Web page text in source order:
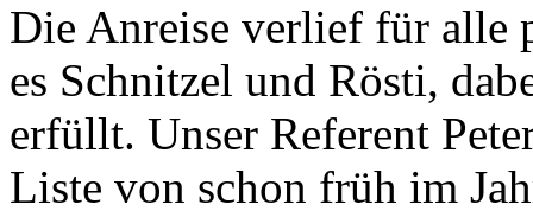
Die Anreise verlief für alle
es Schnitzel und Rösti,
erfüllt. Unser Referent
Liste von schon früh im